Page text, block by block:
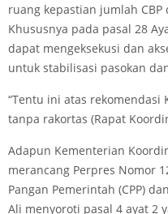
ruang kepastian jumlah
Khususnya pada pasal 28
dapat mengeksekusi dan
untuk stabilisasi pasokan
“Tentu ini atas rekomendasi
tanpa rakortas (Rapat
Adapun Kementerian
merancang Perpres Nomor
Pangan Pemerintah (CPP)
Ali menyoroti pasal 4 ayat 2